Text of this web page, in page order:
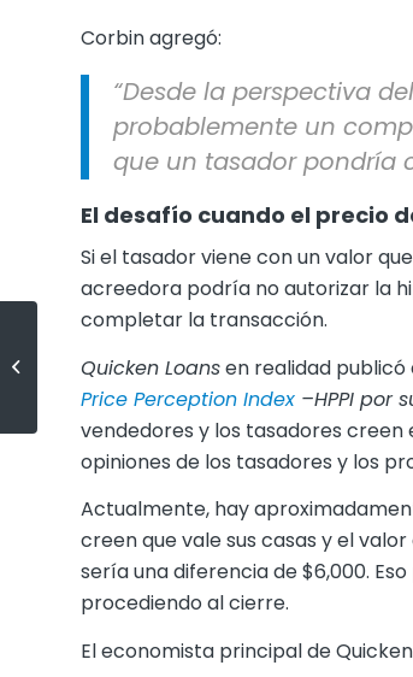
Corbin agregó:
“Desde la perspectiva
probablemente un
que un tasador pondría
El desafío cuando el precio
Si el tasador viene con un valor
acreedora podría no autorizar la
completar la transacción.
Quicken Loansen realidad publicó
Price Perception Index –HPPI por
vendedores y los tasadores creen
opiniones de los tasadores y los
Actualmente, hay
creen que vale sus casas y el
sería una diferencia de $6,000.
procediendo al cierre.
El economista principal de
pasado, el presente y el futuro